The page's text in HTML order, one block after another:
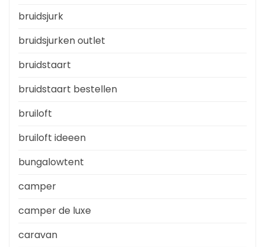
bruidsjurk
bruidsjurken outlet
bruidstaart
bruidstaart bestellen
bruiloft
bruiloft ideeen
bungalowtent
camper
camper de luxe
caravan